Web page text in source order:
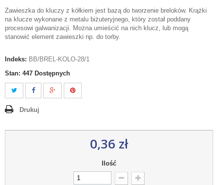
Zawieszka do kluczy z kółkiem jest bazą do tworzenie breloków. Krążki
na klucze wykonane z metalu biżuteryjnego, który został poddany
procesowi galwanizacji. Można umieścić na nich klucz, lub mogą
stanowić element zawieszki np. do torby.
Indeks: BB/BREL-KOLO-28/1
Stan: 447 Dostępnych
Drukuj
0,36 zł
Ilość